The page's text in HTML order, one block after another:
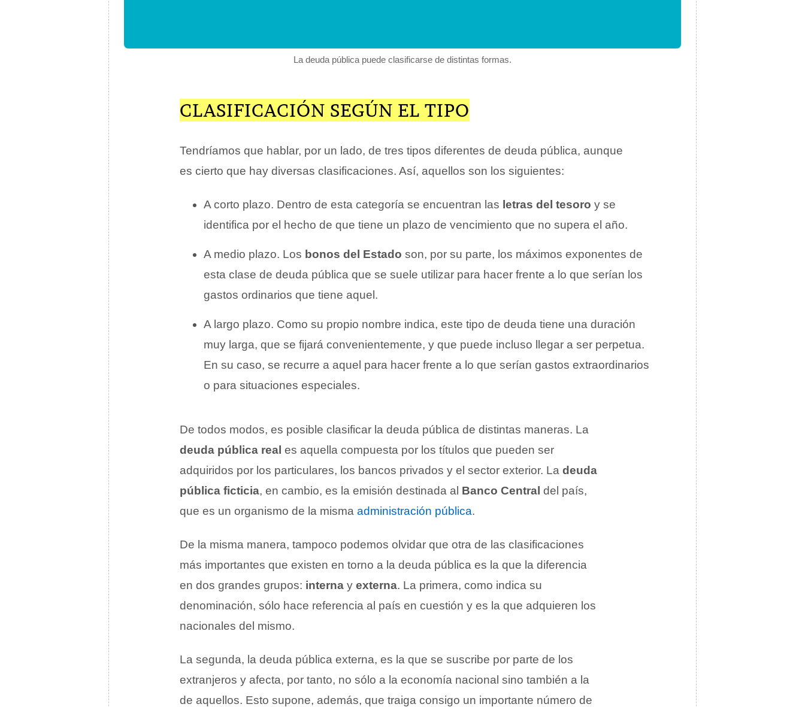
La deuda pública puede clasificarse de distintas formas.
CLASIFICACIÓN SEGÚN EL TIPO
Tendríamos que hablar, por un lado, de tres tipos diferentes de deuda pública, aunque
es cierto que hay diversas clasificaciones. Así, aquellos son los siguientes:
A corto plazo. Dentro de esta categoría se encuentran las letras del tesoro y se
identifica por el hecho de que tiene un plazo de vencimiento que no supera el año.
A medio plazo. Los bonos del Estado son, por su parte, los máximos exponentes de
esta clase de deuda pública que se suele utilizar para hacer frente a lo que serían los
gastos ordinarios que tiene aquel.
A largo plazo. Como su propio nombre indica, este tipo de deuda tiene una duración
muy larga, que se fijará convenientemente, y que puede incluso llegar a ser perpetua.
En su caso, se recurre a aquel para hacer frente a lo que serían gastos extraordinarios
o para situaciones especiales.
De todos modos, es posible clasificar la deuda pública de distintas maneras. La
deuda pública real es aquella compuesta por los títulos que pueden ser
adquiridos por los particulares, los bancos privados y el sector exterior. La deuda
pública ficticia, en cambio, es la emisión destinada al Banco Central del país,
que es un organismo de la misma administración pública.
De la misma manera, tampoco podemos olvidar que otra de las clasificaciones
más importantes que existen en torno a la deuda pública es la que la diferencia
en dos grandes grupos: interna y externa. La primera, como indica su
denominación, sólo hace referencia al país en cuestión y es la que adquieren los
nacionales del mismo.
La segunda, la deuda pública externa, es la que se suscribe por parte de los
extranjeros y afecta, por tanto, no sólo a la economía nacional sino también a la
de aquellos. Esto supone, además, que traiga consigo un importante número de